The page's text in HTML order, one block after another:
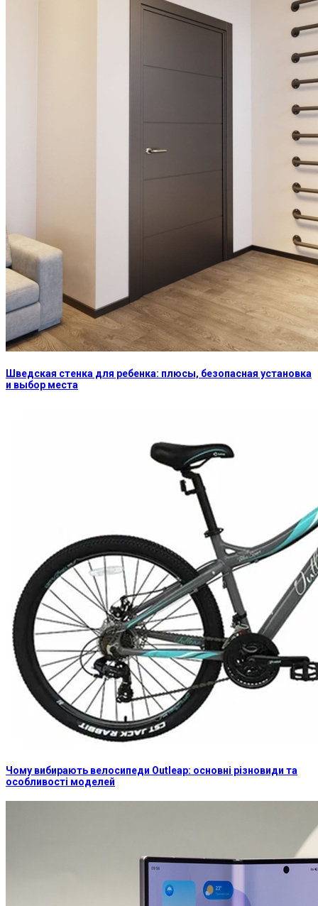
Шведская стенка для ребенка: плюсы, безопасная установка
и выбор места
Чому вибирають велосипеди Outleap: основні різновиди та
особливості моделей